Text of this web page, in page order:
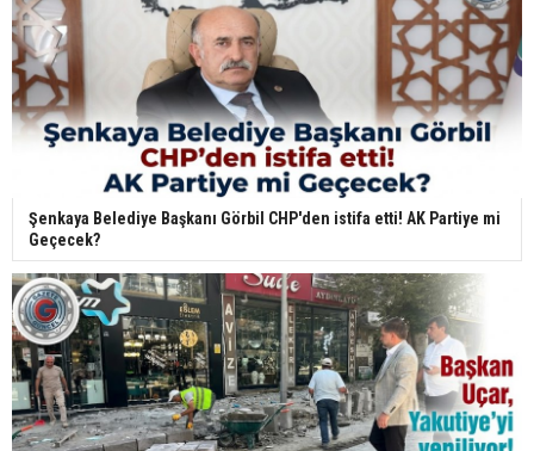
Şenkaya Belediye Başkanı Görbil CHP'den istifa etti! AK Partiye mi
Geçecek?